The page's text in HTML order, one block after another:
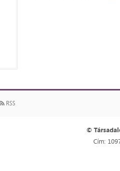
RSS
©
Cím: